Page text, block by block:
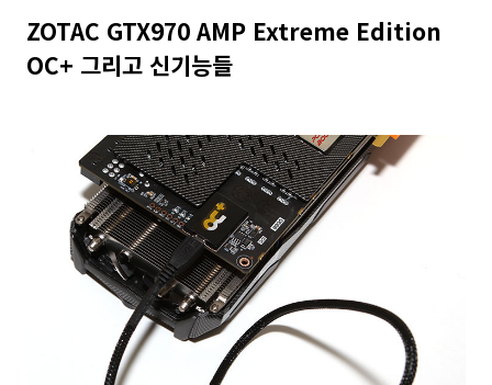
ZOTAC GTX970 AMP Extreme Edition
OC+ 그리고 신기능들